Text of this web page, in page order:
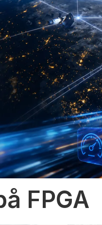
FPGA